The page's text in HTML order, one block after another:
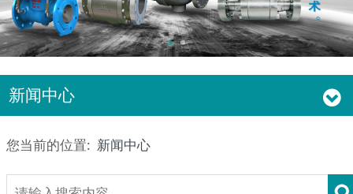
新闻中心
您当前的位置: 新闻中心